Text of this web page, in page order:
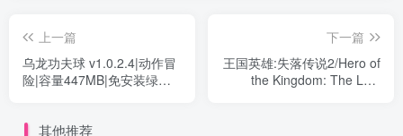
上一篇
乌龙功夫球 v1.0.2.4|动作冒
险|容量447MB|免安装绿色
下一篇
王国英雄:失落传说2/Hero of
the Kingdom: The Lost
其他推荐